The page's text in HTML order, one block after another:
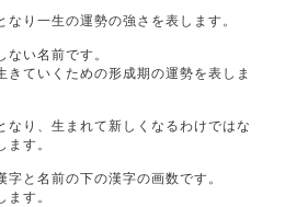
なり一生の運勢の強さを表します。
い名前です。
きていくための形成期の運勢を表しま
なり、生まれて新しくなるわけではな
ます。
字と名前の下の漢字の画数です。
す。